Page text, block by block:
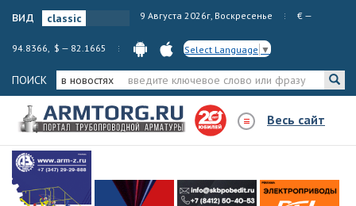
вид 9 Августа 2026г, Воскресенье € —
94.8366, $ — 82.1665 Select Language ▼
ПОИСК в новостях
Весь сайт